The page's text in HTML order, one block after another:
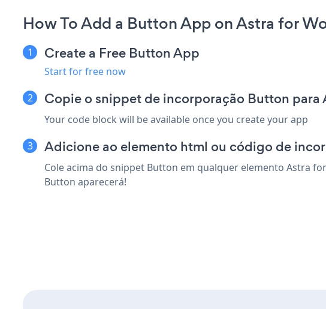
How To Add a Button App on Astra for
Create a Free Button App
Start for free now
Copie o snippet de incorporação Button para
Your code block will be available once you create your app
Adicione ao elemento html ou código de
Cole acima do snippet Button em qualquer elemento Astra
Button aparecerá!